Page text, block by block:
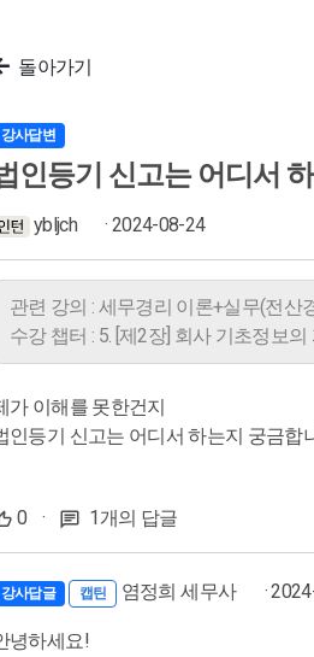
돌아가기
강사답변
인등기 신고는 어디서
ybljch · 2024-08-24
관련 강의 : 세무경리 이론+실무(전
수강 챕터 : 5. [제2장] 회사 기초정보
가 이해를 못한건지
인등기 신고는 어디서 하는지 궁금합
0 · 1개의 답글
강사답글 캡틴 염정희 세무사 ·
녕하세요!